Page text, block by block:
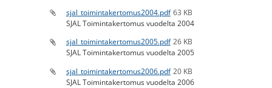
sjal_toimintakertomus2004.pdf 63 KB
SJAL Toimintakertomus vuodelta 2004
sjal_toimintakertomus2005.pdf 26 KB
SJAL Toimintakertomus vuodelta 2005
sjal_toimintakertomus2006.pdf 20 KB
SJAL Toimintakertomus vuodelta 2006